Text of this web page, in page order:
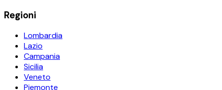
Regioni
Lombardia
Lazio
Campania
Sicilia
Veneto
Piemonte